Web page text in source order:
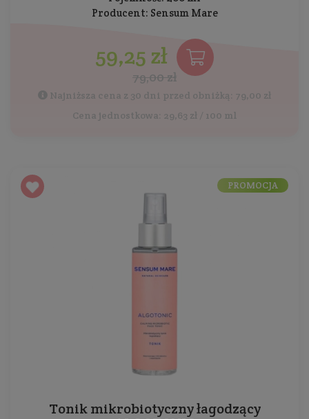
Producent: Sensum Mare
59,25 zł
79,00 zł
Najniższa cena z 30 dni przed obniżką: 79,00 zł
Cena jednostkowa: 29,63 zł / 100 ml
Tonik mikrobiotyczny łagodzący
PROMOCJA